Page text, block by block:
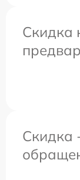
Скидка
Скидка